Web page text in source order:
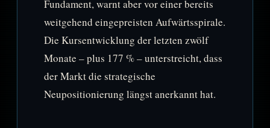
Fundament, warnt aber vor einer bereits
weitgehend eingepreisten Aufwärtsspirale.
Die Kursentwicklung der letzten zwölf
Monate – plus 177 % – unterstreicht, dass
der Markt die strategische
Neupositionierung längst anerkannt hat.